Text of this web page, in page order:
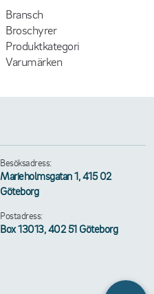
Bransch
Broschyrer
Produktkategori
Varumärken
Besöksadress:
Marieholmsgatan 1, 415 02
Göteborg
Postadress:
Box 13013, 402 51 Göteborg